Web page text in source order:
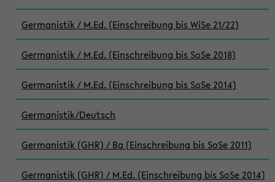
Germanistik / M.Ed. (Einschreibung bis WiSe 21/22)
Germanistik / M.Ed. (Einschreibung bis SoSe 2018)
Germanistik / M.Ed. (Einschreibung bis SoSe 2014)
Germanistik/Deutsch
Germanistik (GHR) / Ba (Einschreibung bis SoSe 2011)
Germanistik (GHR) / M.Ed. (Einschreibung bis SoSe 2014)